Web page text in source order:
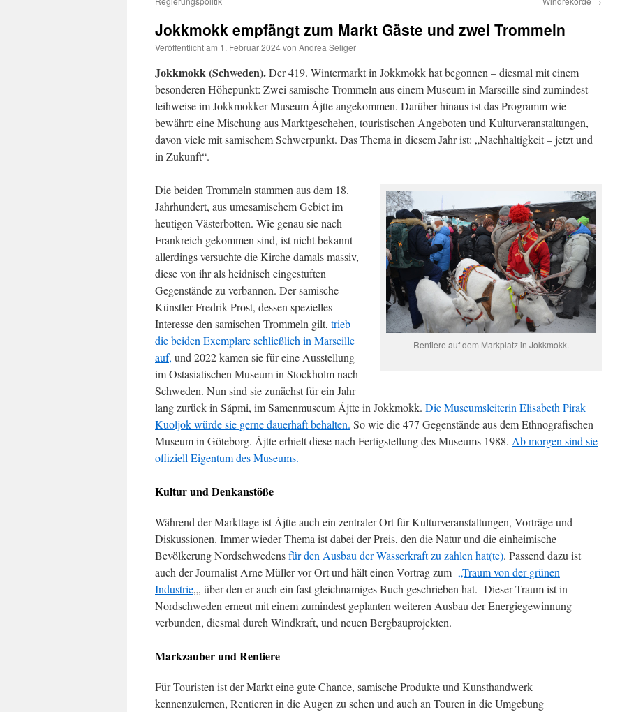
Jokkmokk empfängt zum Markt Gäste und zwei Trommeln
Veröffentlicht am 1. Februar 2024von Andrea Seliger
Jokkmokk (Schweden).Der 419. Wintermarkt in Jokkmokk hat begonnen – diesmal mit einem
besonderen Höhepunkt: Zwei samische Trommeln aus einem Museum in Marseille sind zumindest
leihweise im Jokkmokker Museum Ájtte angekommen. Darüber hinaus ist das Programm wie
bewährt: eine Mischung aus Marktgeschehen, touristischen Angeboten und Kulturveranstaltungen,
davon viele mit samischem Schwerpunkt. Das Thema in diesem Jahr ist: „Nachhaltigkeit – jetzt und
in Zukunft“.
Rentiere auf dem Markplatz in Jokkmokk.
Die beiden Trommeln stammen aus dem 18.
Jahrhundert, aus umesamischem Gebiet im
heutigen Västerbotten. Wie genau sie nach
Frankreich gekommen sind, ist nicht bekannt –
allerdings versuchte die Kirche damals massiv,
diese von ihr als heidnisch eingestuften
Gegenstände zu verbannen. Der samische
Künstler Fredrik Prost, dessen spezielles
Interesse den samischen Trommeln gilt, trieb
die beiden Exemplare schließlich in Marseille
auf, und 2022 kamen sie für eine Ausstellung
im Ostasiatischen Museum in Stockholm nach
Schweden. Nun sind sie zunächst für ein Jahr
lang zurück in Sápmi, im Samenmuseum Ájtte in Jokkmokk. Die Museumsleiterin Elisabeth Pirak
Kuoljok würde sie gerne dauerhaft behalten. So wie die 477 Gegenstände aus dem Ethnografischen
Museum in Göteborg. Ájtte erhielt diese nach Fertigstellung des Museums 1988. Ab morgen sind sie
offiziell Eigentum des Museums.
Kultur und Denkanstöße
Während der Markttage ist Ájtte auch ein zentraler Ort für Kulturveranstaltungen, Vorträge und
Diskussionen. Immer wieder Thema ist dabei der Preis, den die Natur und die einheimische
Bevölkerung Nordschwedensfür den Ausbau der Wasserkraft zu zahlen hat(te). Passend dazu ist
auch der Journalist Arne Müller vor Ort und hält einen Vortrag zum „Traum von der grünen
Industrie„, über den er auch ein fast gleichnamiges Buch geschrieben hat. Dieser Traum ist in
Nordschweden erneut mit einem zumindest geplanten weiteren Ausbau der Energiegewinnung
verbunden, diesmal durch Windkraft, und neuen Bergbauprojekten.
Markzauber und Rentiere
Für Touristen ist der Markt eine gute Chance, samische Produkte und Kunsthandwerk
kennenzulernen, Rentieren in die Augen zu sehen und auch an Touren in die Umgebung